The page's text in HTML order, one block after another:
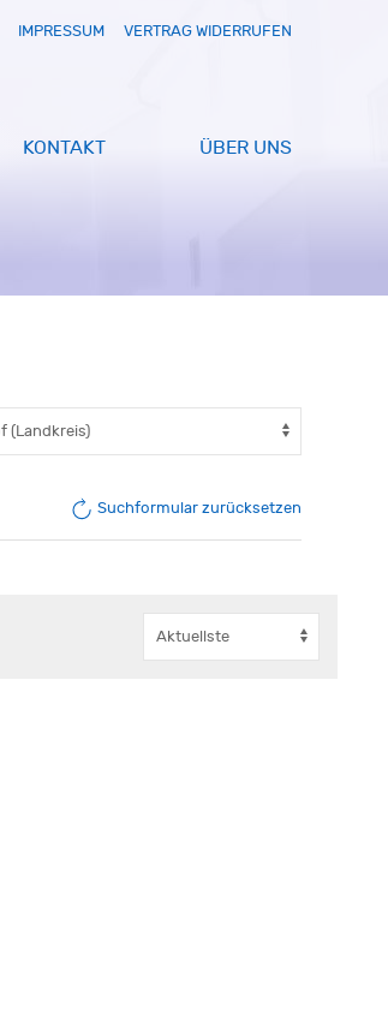
IMPRESSUM VERTRAG WIDERRUFEN
KONTAKT ÜBER UNS
Suchformular zurücksetzen